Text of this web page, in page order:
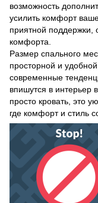
возможность
усилить комфорт
приятной поддержки,
комфорта.
Размер спального
просторной и
современные
впишутся в интерьер
просто кровать, это
где комфорт и стиль